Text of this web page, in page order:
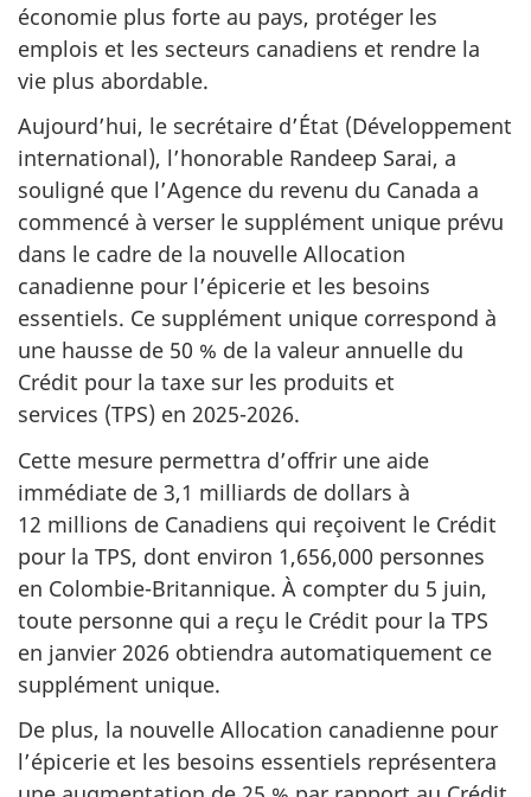
économie plus forte au pays, protéger les
emplois et les secteurs canadiens et rendre la
vie plus abordable.
Aujourd’hui, le secrétaire d’État (Développement
international), l’honorable Randeep Sarai, a
souligné que l’Agence du revenu du Canada a
commencé à verser le supplément unique prévu
dans le cadre de la nouvelle Allocation
canadienne pour l’épicerie et les besoins
essentiels. Ce supplément unique correspond à
une hausse de 50 % de la valeur annuelle du
Crédit pour la taxe sur les produits et
services (TPS) en 2025-2026.
Cette mesure permettra d’offrir une aide
immédiate de 3,1 milliards de dollars à
12 millions de Canadiens qui reçoivent le Crédit
pour la TPS, dont environ 1,656,000 personnes
en Colombie-Britannique. À compter du 5 juin,
toute personne qui a reçu le Crédit pour la TPS
en janvier 2026 obtiendra automatiquement ce
supplément unique.
De plus, la nouvelle Allocation canadienne pour
l’épicerie et les besoins essentiels représentera